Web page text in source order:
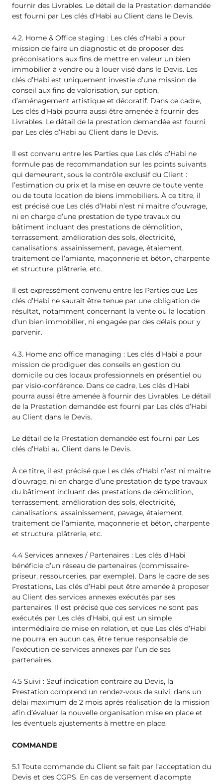
fournir des Livrables. Le détail de la Prestation demandée
est fourni par Les clés d’Habi au Client dans le Devis.
4.2. Home & Office staging : Les clés d’Habi a pour
mission de faire un diagnostic et de proposer des
préconisations aux fins de mettre en valeur un bien
immobilier à vendre ou à louer visé dans le Devis. Les
clés d’Habi est uniquement investie d’une mission de
conseil aux fins de valorisation, sur option,
d’aménagement artistique et décoratif. Dans ce cadre,
Les clés d’Habi pourra aussi être amenée à fournir des
Livrables. Le détail de la prestation demandée est fourni
par Les clés d’Habi au Client dans le Devis.
Il est convenu entre les Parties que Les clés d’Habi ne
formule pas de recommandation sur les points suivants
qui demeurent, sous le contrôle exclusif du Client :
l’estimation du prix et la mise en œuvre de toute vente
ou de toute location de biens immobiliers. À ce titre, il
est précisé que Les clés d’Habi n’est ni maitre d’ouvrage,
ni en charge d’une prestation de type travaux du
bâtiment incluant des prestations de démolition,
terrassement, amélioration des sols, électricité,
canalisations, assainissement, pavage, étaiement,
traitement de l’amiante, maçonnerie et béton, charpente
et structure, plâtrerie, etc.
Il est expressément convenu entre les Parties que Les
clés d’Habi ne saurait être tenue par une obligation de
résultat, notamment concernant la vente ou la location
d’un bien immobilier, ni engagée par des délais pour y
parvenir.
4.3. Home and office managing : Les clés d’Habi a pour
mission de prodiguer des conseils en gestion du
domicile ou des locaux professionnels en présentiel ou
par visio-conférence. Dans ce cadre, Les clés d’Habi
pourra aussi être amenée à fournir des Livrables. Le détail
de la Prestation demandée est fourni par Les clés d’Habi
au Client dans le Devis.
Le détail de la Prestation demandée est fourni par Les
clés d’Habi au Client dans le Devis.
À ce titre, il est précisé que Les clés d’Habi n’est ni maitre
d’ouvrage, ni en charge d’une prestation de type travaux
du bâtiment incluant des prestations de démolition,
terrassement, amélioration des sols, électricité,
canalisations, assainissement, pavage, étaiement,
traitement de l’amiante, maçonnerie et béton, charpente
et structure, plâtrerie, etc.
4.4 Services annexes / Partenaires : Les clés d’Habi
bénéficie d’un réseau de partenaires (commissaire-
priseur, ressourceries, par exemple). Dans le cadre de ses
Prestations, Les clés d’Habi peut être amenée à proposer
au Client des services annexes exécutés par ses
partenaires. Il est précisé que ces services ne sont pas
exécutés par Les clés d’Habi, qui est un simple
intermédiaire de mise en relation, et que Les clés d’Habi
ne pourra, en aucun cas, être tenue responsable de
l’exécution de services annexes par l’un de ses
partenaires.
4.5 Suivi : Sauf indication contraire au Devis, la
Prestation comprend un rendez-vous de suivi, dans un
délai maximum de 2 mois après réalisation de la mission
afin d’évaluer la nouvelle organisation mise en place et
les éventuels ajustements à mettre en place.
COMMANDE
5.1 Toute commande du Client se fait par l’acceptation du
Devis et des CGPS. En cas de versement d’acompte